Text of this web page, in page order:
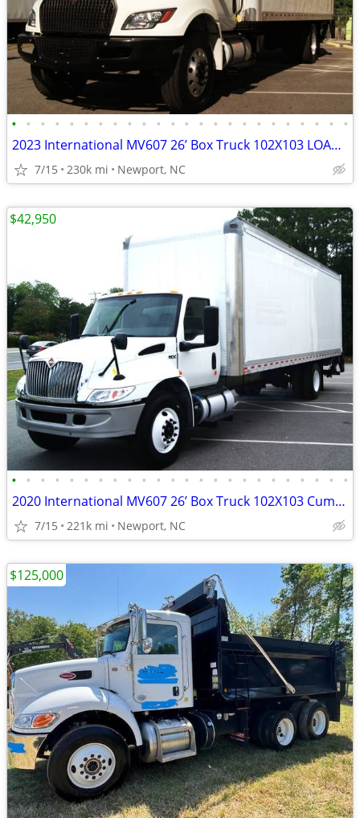
• • • • • • • • • • • • • • • • • • • • • • • •
2023 International MV607 26’ Box Truck 102X103 LOADED 38
7/15 230k mi Newport, NC
• • • • • • • • • • • • • • • • • • • • • • • •
2020 International MV607 26’ Box Truck 102X103 Cummins 842
7/15 221k mi Newport, NC
$42,950
$125,000